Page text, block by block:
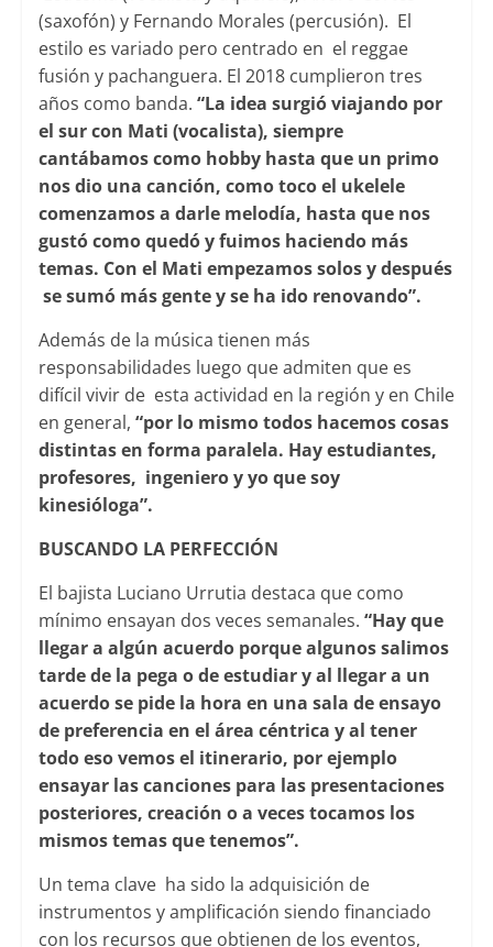
(saxofón) y Fernando Morales (percusión). El
estilo es variado pero centrado en el reggae
fusión y pachanguera. El 2018 cumplieron tres
años como banda. “La idea surgió viajando por
el sur con Mati (vocalista), siempre
cantábamos como hobby hasta que un primo
nos dio una canción, como toco el ukelele
comenzamos a darle melodía, hasta que nos
gustó como quedó y fuimos haciendo más
temas. Con el Mati empezamos solos y después
se sumó más gente y se ha ido renovando”.
Además de la música tienen más
responsabilidades luego que admiten que es
difícil vivir de esta actividad en la región y en Chile
en general, “por lo mismo todos hacemos cosas
distintas en forma paralela. Hay estudiantes,
profesores, ingeniero y yo que soy
kinesióloga”.
BUSCANDO LA PERFECCIÓN
El bajista Luciano Urrutia destaca que como
mínimo ensayan dos veces semanales. “Hay que
llegar a algún acuerdo porque algunos salimos
tarde de la pega o de estudiar y al llegar a un
acuerdo se pide la hora en una sala de ensayo
de preferencia en el área céntrica y al tener
todo eso vemos el itinerario, por ejemplo
ensayar las canciones para las presentaciones
posteriores, creación o a veces tocamos los
mismos temas que tenemos”.
Un tema clave ha sido la adquisición de
instrumentos y amplificación siendo financiado
con los recursos que obtienen de los eventos,